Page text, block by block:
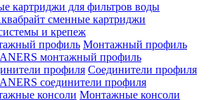
картриджи для фильтров воды
сменные картриджи
и крепеж
Монтажный профиль
монтажный профиль
Соединители профиля
соединители профиля
Монтажные консоли